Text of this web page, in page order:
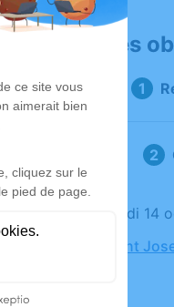
Déroulé des
Le vendredi
Église Saint